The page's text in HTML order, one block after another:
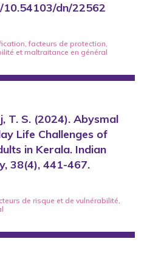
dn/22562
,facteurs de protection,
et maltraitance en général
T. S. (2024). Abysmal
Life Challenges of
in Kerala. Indian
38(4), 441-467.
de risque et de vulnérabilité,